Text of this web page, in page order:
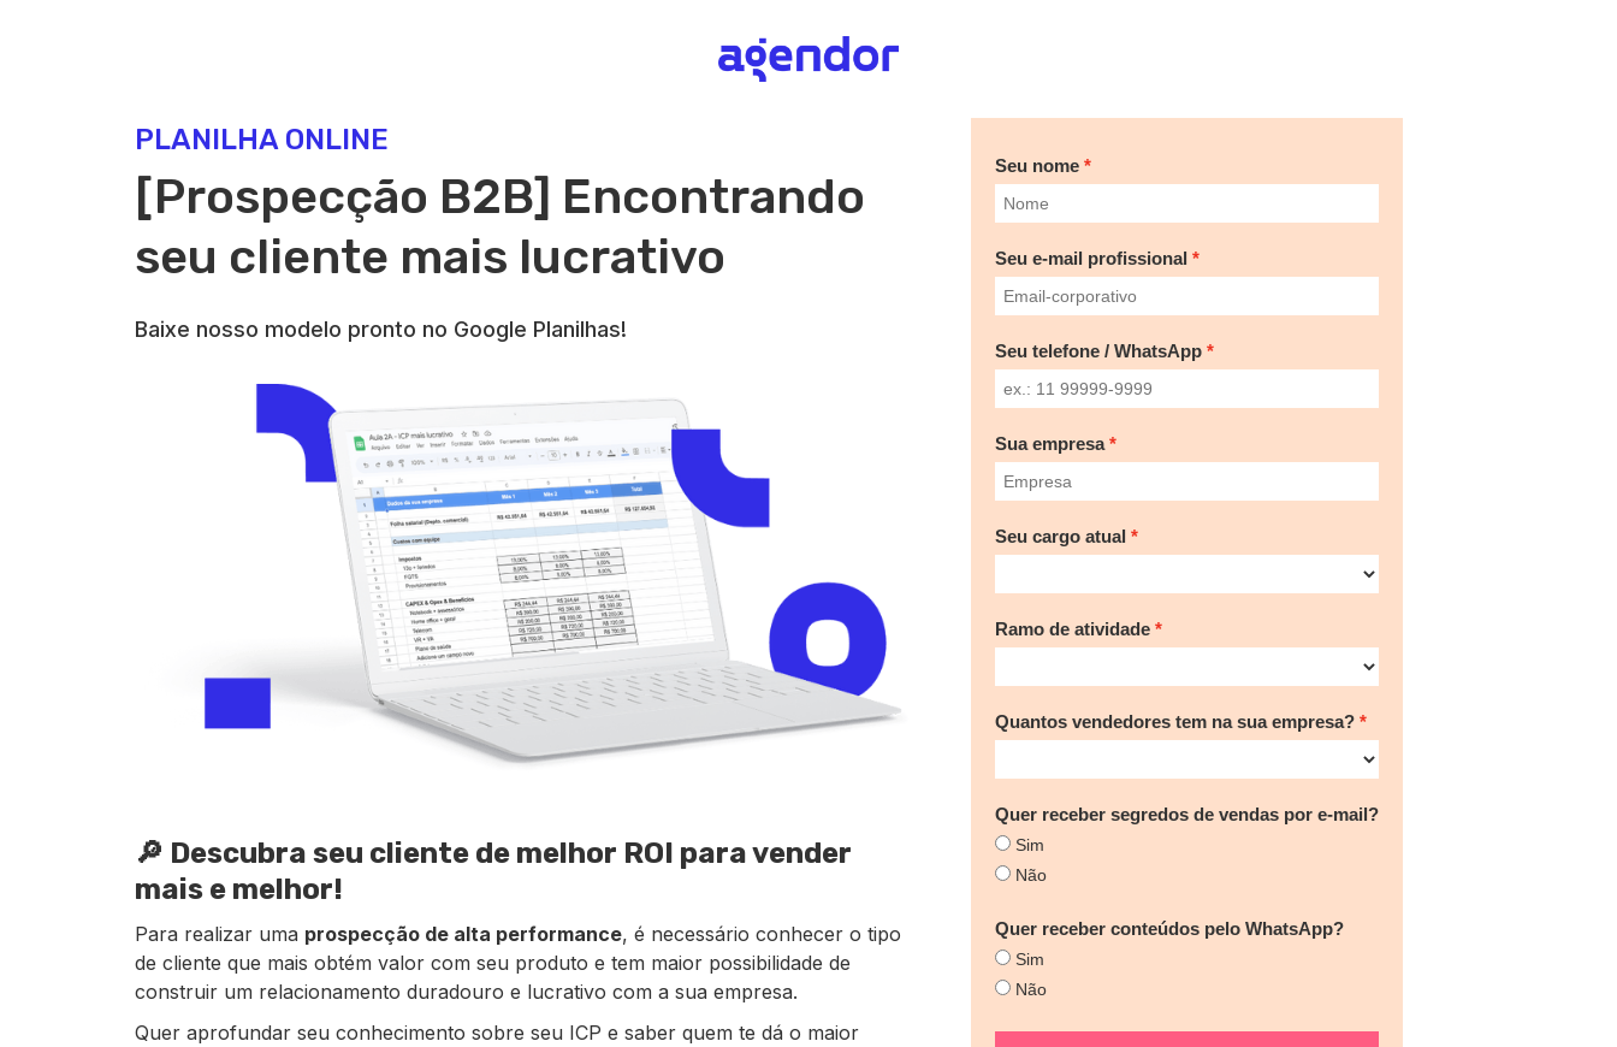
PLANILHA ONLINE
[Prospecção B2B] Encontrando
seu cliente mais lucrativo
Baixe nosso modelo pronto no Google Planilhas!
🔎 Descubra seu cliente de melhor ROI para vender
mais e melhor!
Para realizar uma prospecção de alta performance, é necessário conhecer o tipo
de cliente que mais obtém valor com seu produto e tem maior possibilidade de
construir um relacionamento duradouro e lucrativo com a sua empresa.
Quer aprofundar seu conhecimento sobre seu ICP e saber quem te dá o maior
Seu nome
Seu e-mail profissional
Seu telefone / WhatsApp
Sua empresa
Seu cargo atual
Ramo de atividade
Quantos vendedores tem na sua empresa?
Quer receber segredos de vendas por e-mail?
Sim
Não
Quer receber conteúdos pelo WhatsApp?
Sim
Não